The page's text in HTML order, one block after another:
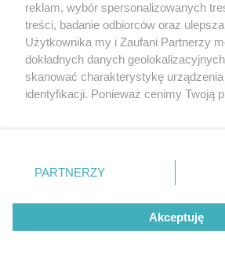
Nie zapomnij
zapoznać się z:
polityką prywatności regulamin
Twojemiasto
Piekary Śląskie
Chorzów
Tarnowskie Góry
Gliwice
Kontakt
Wydawca
Pogoda
reklam, wybór spersonalizowanych
treści, badanie odbiorców oraz
Użytkownika my i Zaufani Partnerzy
dokładnych danych
skanować charakterystykę
identyfikacji. Ponieważ cenimy Twoją
prywatności znajdujący się w lewym
. Niektóre rodzaje przetwarzania
zgody użytkownika, ale masz prawo
takiemu przetwarzaniu. Preferencje
zastosowania tylko na tej witrynie.
PARTNERZY
Akceptuję